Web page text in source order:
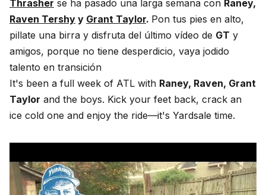
Thrasher se ha pasado una larga semana con Raney,
Raven Tershy y Grant Taylor. Pon tus pies en alto,
pillate una birra y disfruta del último vídeo de GT y
amigos, porque no tiene desperdicio, vaya jodido
talento en transición
It's been a full week of ATL with Raney, Raven, Grant
Taylor and the boys. Kick your feet back, crack an
ice cold one and enjoy the ride—it's Yardsale time.